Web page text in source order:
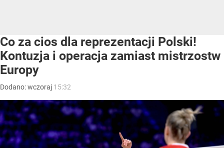
Co za cios dla reprezentacji Polski!
Kontuzja i operacja zamiast mistrzostw
Europy
Dodano:wczoraj 15:32